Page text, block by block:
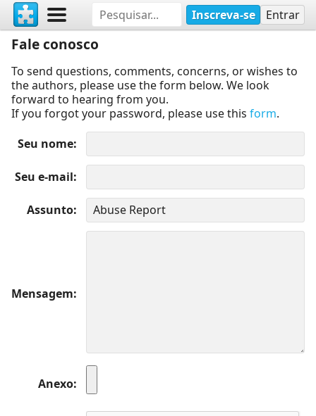
Inscreva-se Entrar
Fale conosco
To send questions, comments, concerns, or wishes to
the authors, please use the form below. We look
forward to hearing from you.
If you forgot your password, please use this form.
Seu nome
Seu e-mail
Assunto
Mensagem
Anexo